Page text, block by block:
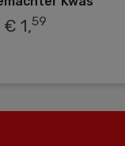
€ 1,59